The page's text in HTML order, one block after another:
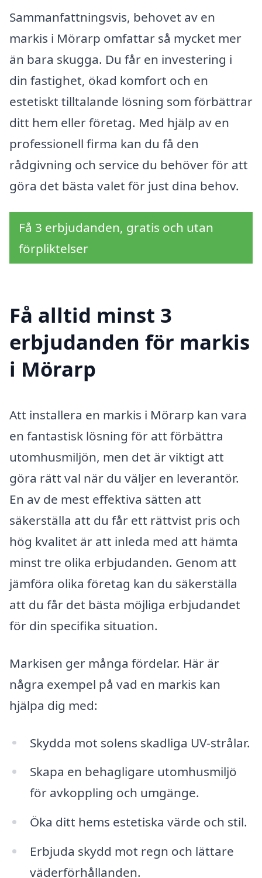
Sammanfattningsvis, behovet av en
markis i Mörarp omfattar så mycket mer
än bara skugga. Du får en investering i
din fastighet, ökad komfort och en
estetiskt tilltalande lösning som förbättrar
ditt hem eller företag. Med hjälp av en
professionell firma kan du få den
rådgivning och service du behöver för att
göra det bästa valet för just dina behov.
Få 3 erbjudanden, gratis och utan
förpliktelser
Få alltid minst 3
erbjudanden för markis
i Mörarp
Att installera en markis i Mörarp kan vara
en fantastisk lösning för att förbättra
utomhusmiljön, men det är viktigt att
göra rätt val när du väljer en leverantör.
En av de mest effektiva sätten att
säkerställa att du får ett rättvist pris och
hög kvalitet är att inleda med att hämta
minst tre olika erbjudanden. Genom att
jämföra olika företag kan du säkerställa
att du får det bästa möjliga erbjudandet
för din specifika situation.
Markisen ger många fördelar. Här är
några exempel på vad en markis kan
hjälpa dig med:
Skydda mot solens skadliga UV-strålar.
Skapa en behagligare utomhusmiljö
för avkoppling och umgänge.
Öka ditt hems estetiska värde och stil.
Erbjuda skydd mot regn och lättare
väderförhållanden.